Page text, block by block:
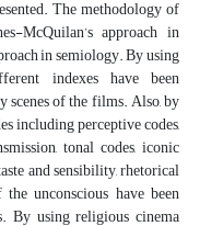
The methodology of
McQuilan’s approach in
in semiology. By using
indexes have been
scenes of the films. Also, by
including perceptive codes,
tonal codes, iconic
and sensibility, rhetorical
unconscious have been
By using religious cinema